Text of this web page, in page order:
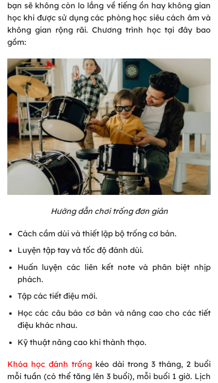
bạn sẽ không còn lo lắng về tiếng ồn hay không gian
học khi được sử dụng các phòng học siêu cách âm và
không gian rộng rãi. Chương trình học tại đây bao
gồm:
Hướng dẫn chơi trống đơn giản
Cách cầm dùi và thiết lập bộ trống cơ bản.
Luyện tập tay và tốc độ đánh dùi.
Huấn luyện các liên kết note và phân biệt nhịp
phách.
Tập các tiết điệu mới.
Học các câu báo cơ bản và nâng cao cho các tiết
điệu khác nhau.
Kỹ thuật nâng cao khi thành thạo.
Khóa học đánh trống kéo dài trong 3 tháng, 2 buổi
mỗi tuần (có thể tăng lên 3 buổi), mỗi buổi 1 giờ. Lịch